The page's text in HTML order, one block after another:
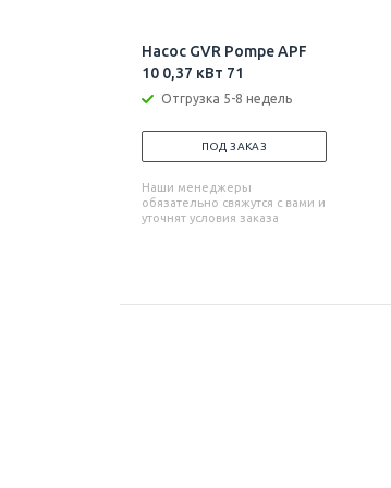
Насос GVR Pompe APF
10 0,37 кВт 71
Отгрузка 5-8 недель
ПОД ЗАКАЗ
Наши менеджеры
обязательно свяжутся с вами и
уточнят условия заказа